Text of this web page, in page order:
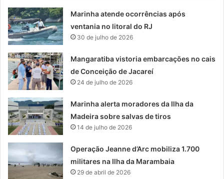
Marinha atende ocorrências após
ventania no litoral do RJ
30 de julho de 2026
Mangaratiba vistoria embarcações no cais
de Conceição de Jacareí
24 de julho de 2026
Marinha alerta moradores da Ilha da
Madeira sobre salvas de tiros
14 de julho de 2026
Operação Jeanne d’Arc mobiliza 1.700
militares na Ilha da Marambaia
29 de abril de 2026